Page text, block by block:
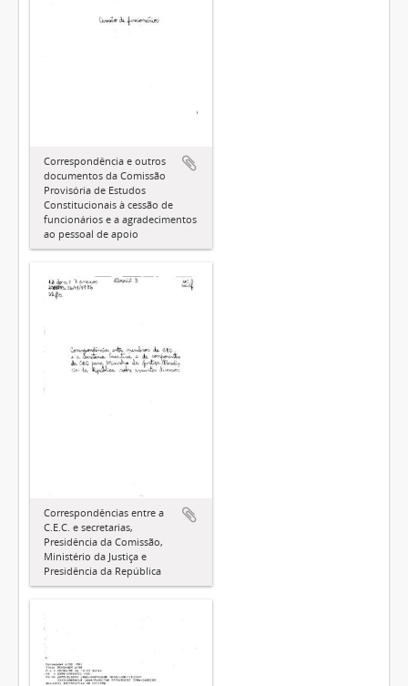
Correspondência e outros
documentos da Comissão
Provisória de Estudos
Constitucionais à cessão de
funcionários e a agradecimentos
ao pessoal de apoio
Correspondências entre a
C.E.C. e secretarias,
Presidência da Comissão,
Ministério da Justiça e
Presidência da República